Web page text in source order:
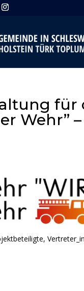
für
Wehr” –